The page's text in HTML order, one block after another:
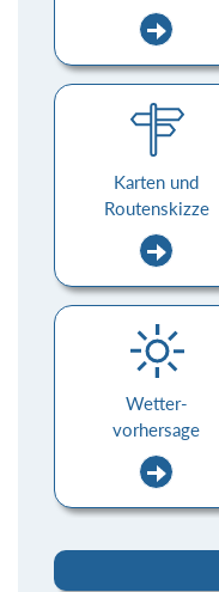
Karten und
Routenskizze
Wetter-
vorhersage